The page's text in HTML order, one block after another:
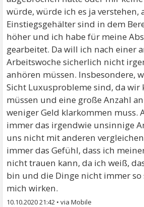
würde, würde ich es ja verstehen,
Einstiegsgehälter sind in dem
höher und ich habe für meine
gearbeitet. Da will ich nach einer
Arbeitswoche sicherlich nicht
anhören müssen. Insbesondere,
Sicht Luxusprobleme sind, da wir
müssen und eine große Anzahl
weniger Geld klarkommen muss.
immer das irgendwie unsinnige
uns nicht mit anderen
immer das Gefühl, dass ich
nicht trauen kann, da ich weiß,
bin und die Dinge nicht immer so
mich wirken.
10.10.2020 21:42 •